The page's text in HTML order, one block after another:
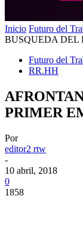
Inicio Futuro del
BUSQUEDA DEL
Futuro del
RR.HH
PRIMER
Por
editor2 rtw
-
10 abril, 2018
0
1858